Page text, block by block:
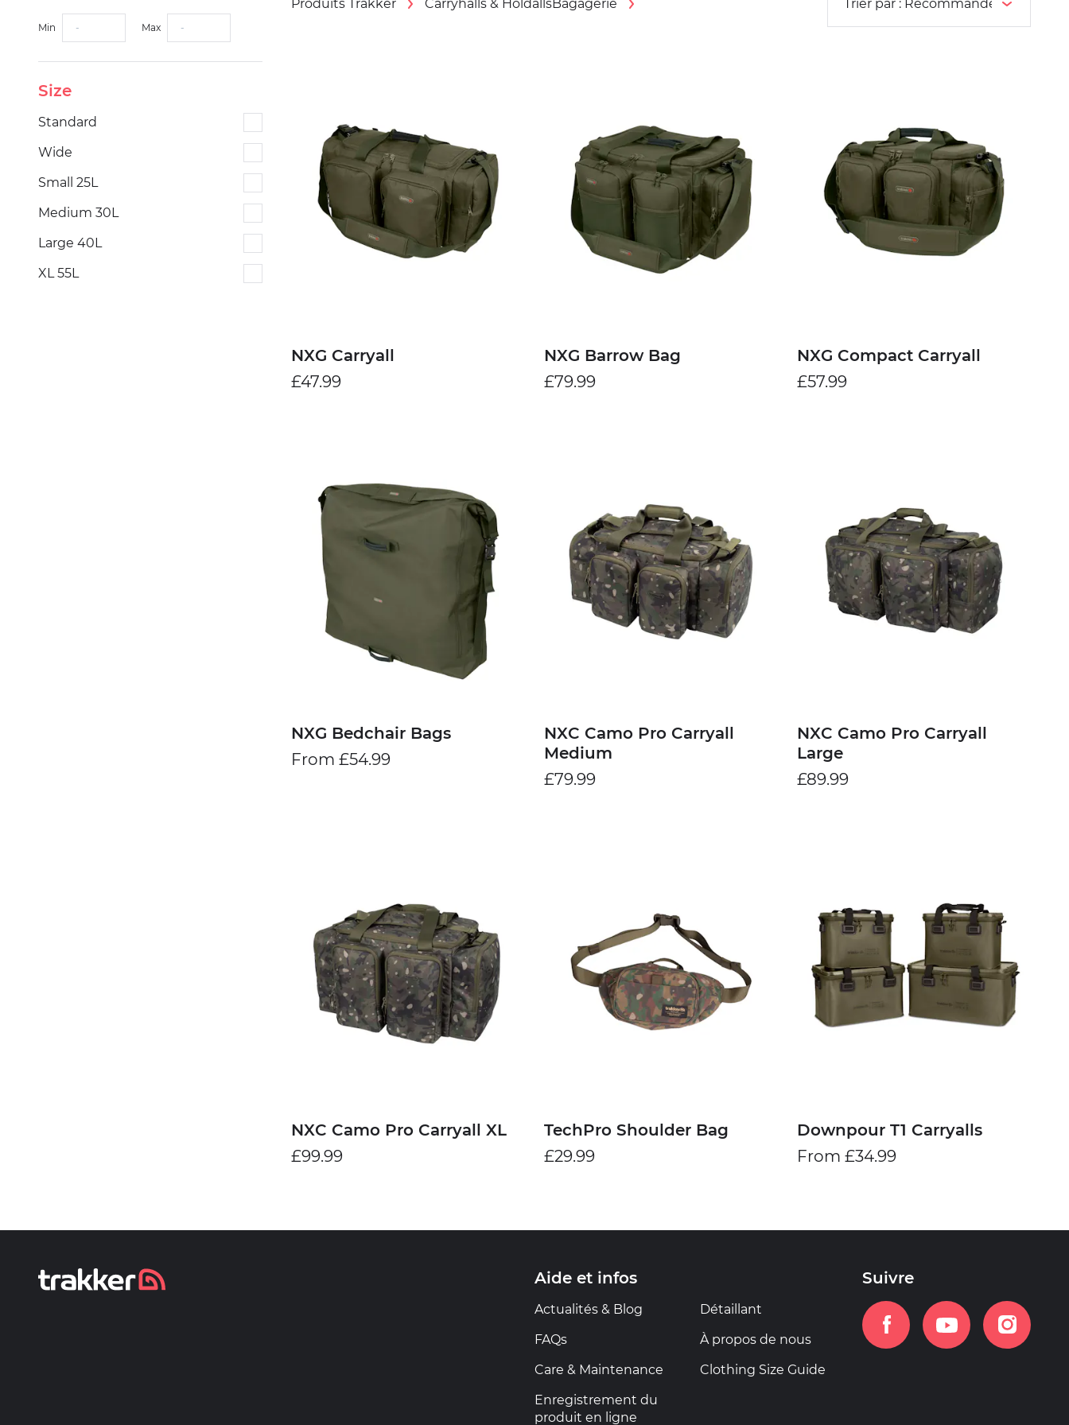
Min Max
Size
Standard
Wide
Small 25L
Medium 30L
Large 40L
XL 55L
Produits Trakker Carryhalls & HoldallsBagagerie
NXG Carryall
£47.99
NXG Barrow Bag
£79.99
NXG Compact Carryall
£57.99
NXG Bedchair Bags
From £54.99
NXC Camo Pro Carryall
Medium
£79.99
NXC Camo Pro Carryall
Large
£89.99
NXC Camo Pro Carryall XL
£99.99
TechPro Shoulder Bag
£29.99
Downpour T1 Carryalls
From £34.99
Aide et infos
Actualités & Blog
Détaillant
FAQs
À propos de nous
Care & Maintenance
Clothing Size Guide
Enregistrement du
produit en ligne
Suivre